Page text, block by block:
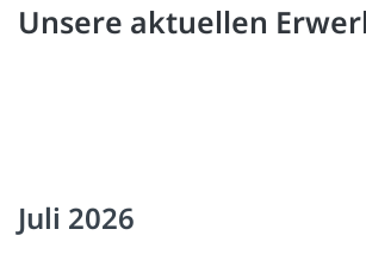
Unsere aktuellen
Juli 2026